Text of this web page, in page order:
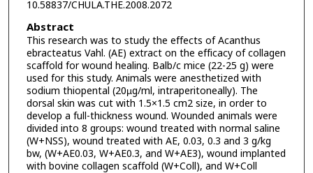
10.58837/CHULA.THE.2008.2072
Abstract
This research was to study the effects of Acanthus
ebracteatus Vahl. (AE) extract on the efficacy of collagen
scaffold for wound healing. Balb/c mice (22-25 g) were
used for this study. Animals were anesthetized with
sodium thiopental (20µg/ml, intraperitoneally). The
dorsal skin was cut with 1.5×1.5 cm2 size, in order to
develop a full-thickness wound. Wounded animals were
divided into 8 groups: wound treated with normal saline
(W+NSS), wound treated with AE, 0.03, 0.3 and 3 g/kg
bw, (W+AE0.03, W+AE0.3, and W+AE3), wound implanted
with bovine collagen scaffold (W+Coll), and W+Coll